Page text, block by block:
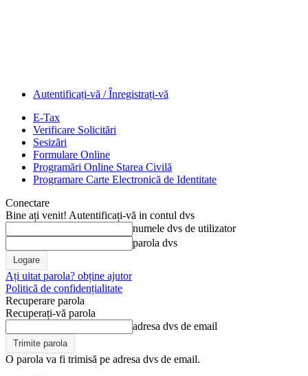
Autentificați-vă / Înregistrați-vă
E-Tax
Verificare Solicitări
Sesizări
Formulare Online
Programări Online Starea Civilă
Programare Carte Electronică de Identitate
Conectare
Bine ați venit! Autentificați-vă in contul dvs
numele dvs de utilizator
parola dvs
Ați uitat parola? obține ajutor
Politică de confidențialitate
Recuperare parola
Recuperați-vă parola
adresa dvs de email
O parola va fi trimisă pe adresa dvs de email.